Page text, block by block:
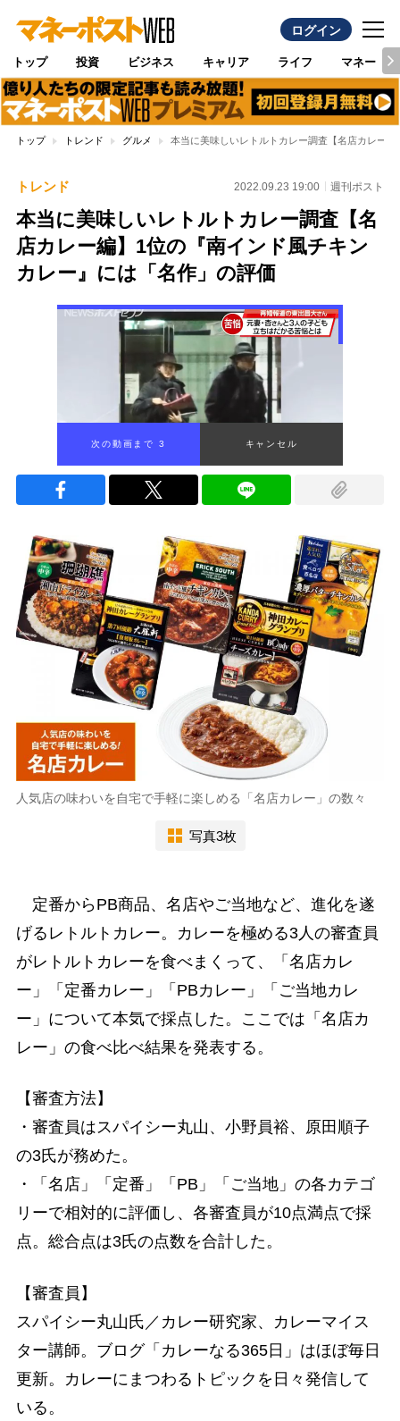
ログイン
トップ 投資 ビジネス キャリア ライフ マネー
トップ トレンド グルメ 本当に美味しいレトルトカレー調査【名店カレー
トレンド 2022.09.23 19:00 週刊ポスト
本当に美味しいレトルトカレー調査【名
店カレー編】1位の『南インド風チキン
カレー』には「名作」の評価
次の動画まで 2 キャンセル
人気店の味わいを自宅で手軽に楽しめる「名店カレー」の数々
写真3枚
定番からPB商品、名店やご当地など、進化を遂
げるレトルトカレー。カレーを極める3人の審査員
がレトルトカレーを食べまくって、「名店カレ
ー」「定番カレー」「PBカレー」「ご当地カレ
ー」について本気で採点した。ここでは「名店カ
レー」の食べ比べ結果を発表する。
【審査方法】
・審査員はスパイシー丸山、小野員裕、原田順子
の3氏が務めた。
・「名店」「定番」「PB」「ご当地」の各カテゴ
リーで相対的に評価し、各審査員が10点満点で採
点。総合点は3氏の点数を合計した。
【審査員】
スパイシー丸山氏／カレー研究家、カレーマイス
ター講師。ブログ「カレーなる365日」はほぼ毎日
更新。カレーにまつわるトピックを日々発信して
いる。